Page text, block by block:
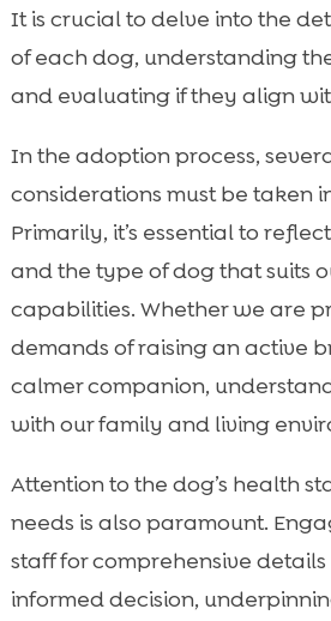
It is crucial to delve into the
of each dog, understanding
and evaluating if they align
In the adoption process,
considerations must be taken
Primarily, it’s essential to
and the type of dog that suits
capabilities. Whether we are
demands of raising an active
calmer companion,
with our family and living
Attention to the dog’s health
needs is also paramount.
staff for comprehensive
informed decision,